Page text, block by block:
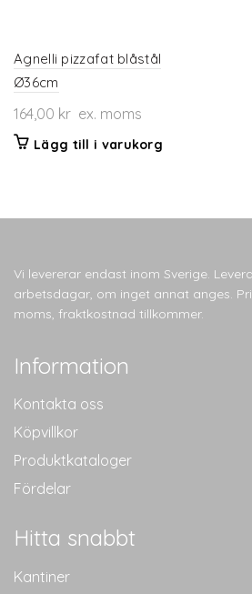
Agnelli pizzafat blåstål
Ø36cm
164,00 kr ex. moms
Lägg till i varukorg
Vi levererar endast inom Sverige.
arbetsdagar, om inget annat anges.
moms, fraktkostnad tillkommer.
Information
Kontakta oss
Köpvillkor
Produktkataloger
Fördelar
Hitta snabbt
Kantiner